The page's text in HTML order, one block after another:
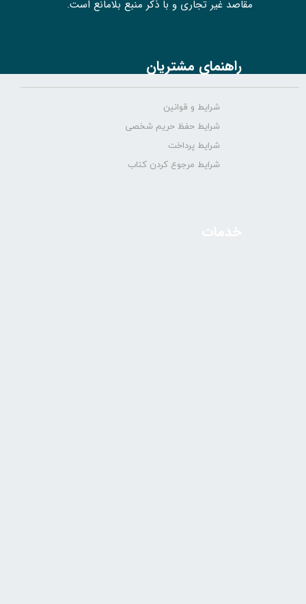
مقاصد غیر تجاری و با ذکر منبع بلامانع است.
راهنمای مشتریان
شرایط و قوانین
شرایط حفظ حریم شخصی
شرایط پرداخت
شرایط مرجوع کردن کتاب